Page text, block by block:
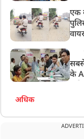
के
एक
के
अधिक